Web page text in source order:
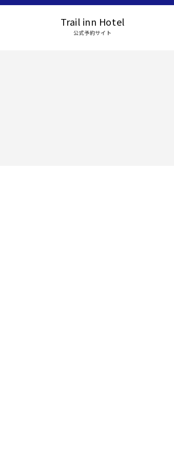
Trail inn Hotel
公式予約サイト